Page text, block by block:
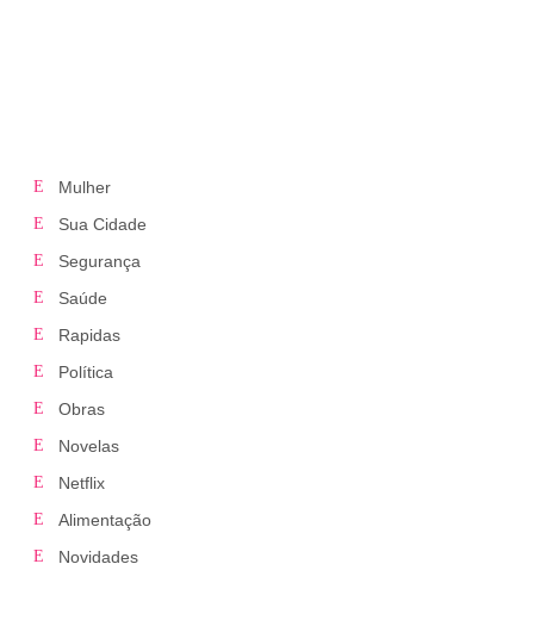
Mulher
Sua Cidade
Segurança
Saúde
Rapidas
Política
Obras
Novelas
Netflix
Alimentação
Novidades